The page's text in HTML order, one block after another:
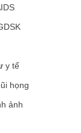
y tế
họng
ảnh